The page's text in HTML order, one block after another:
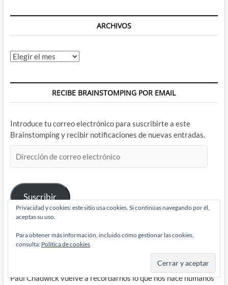
ARCHIVOS
Archivos
RECIBE BRAINSTOMPING POR EMAIL
Introduce tu correo electrónico para suscribirte a este
Brainstomping y recibir notificaciones de nuevas entradas.
de
electrónico
Suscribir
BRAINSTOMPING
Paul Chadwick vuelve a recordarnos lo que nos hace humanos
Privacidad y cookies: este sitio usa cookies. Si continúas navegando por él,
aceptas su uso.
Para obtener más información, incluido cómo gestionar las cookies,
consulta: Política de cookies